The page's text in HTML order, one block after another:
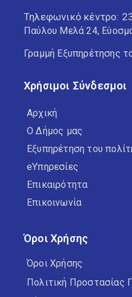
Τηλεφωνικό κέντρο:
Παύλου Μελά 24,
Γραμμή Εξυπηρέτησης
Χρήσιμοι Σύνδεσμοι
Αρχική
Ο Δήμος μας
Εξυπηρέτηση του
eΥπηρεσίες
Επικαιρότητα
Επικοινωνία
Όροι Χρήσης
Όροι Χρήσης
Πολιτική